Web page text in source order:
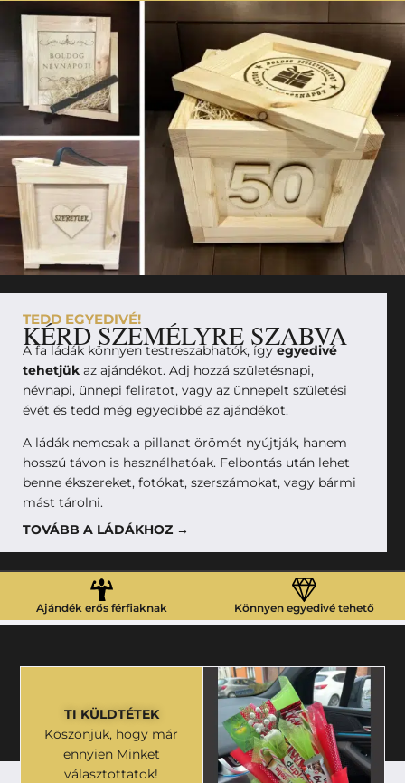
TEDD EGYEDIVÉ!
KÉRD SZEMÉLYRE SZABVA
A fa ládák könnyen testreszabhatók, ígyegyedivé
tehetjük az ajándékot. Adj hozzá születésnapi,
névnapi, ünnepi feliratot, vagy az ünnepelt születési
évét és tedd még egyedibbé az ajándékot.
A ládák nemcsak a pillanat örömét nyújtják, hanem
hosszú távon is használhatóak. Felbontás után lehet
benne ékszereket, fotókat, szerszámokat, vagy bármi
mást tárolni.
TOVÁBB A LÁDÁKHOZ →
Ajándék erős férfiaknak Könnyen egyedivé tehető
TI KÜLDTÉTEK
Köszönjük, hogy már
ennyien Minket
választottatok!